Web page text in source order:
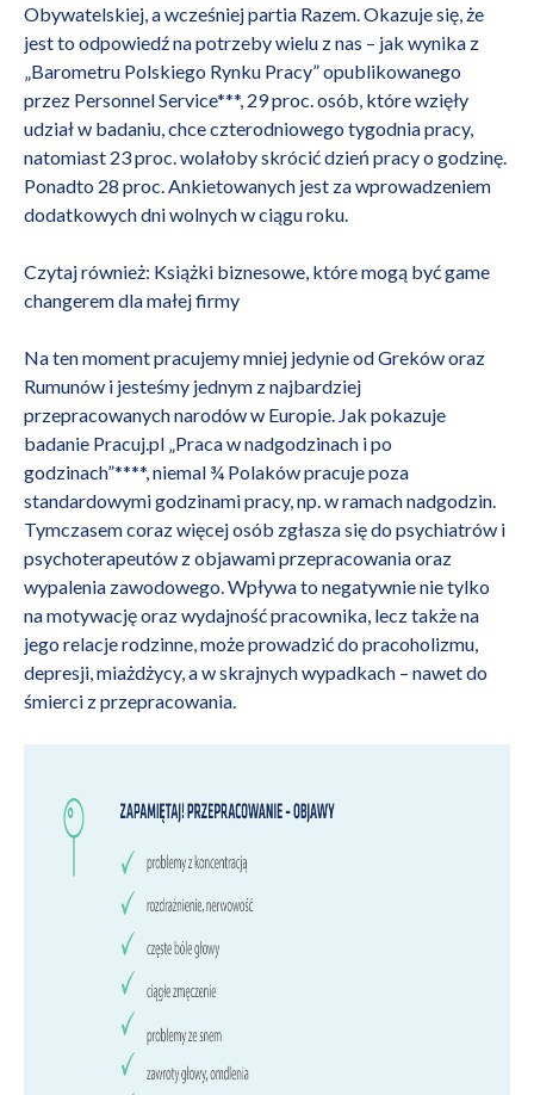
Obywatelskiej, a wcześniej partia Razem. Okazuje się, że
jest to odpowiedź na potrzeby wielu z nas – jak wynika z
„Barometru Polskiego Rynku Pracy” opublikowanego
przez Personnel Service***, 29 proc. osób, które wzięły
udział w badaniu, chce czterodniowego tygodnia pracy,
natomiast 23 proc. wolałoby skrócić dzień pracy o godzinę.
Ponadto 28 proc. Ankietowanych jest za wprowadzeniem
dodatkowych dni wolnych w ciągu roku.
Czytaj również: Książki biznesowe, które mogą być game
changerem dla małej firmy
Na ten moment pracujemy mniej jedynie od Greków oraz
Rumunów i jesteśmy jednym z najbardziej
przepracowanych narodów w Europie. Jak pokazuje
badanie Pracuj.pl „Praca w nadgodzinach i po
godzinach”****, niemal ¾ Polaków pracuje poza
standardowymi godzinami pracy, np. w ramach nadgodzin.
Tymczasem coraz więcej osób zgłasza się do psychiatrów i
psychoterapeutów z objawami przepracowania oraz
wypalenia zawodowego. Wpływa to negatywnie nie tylko
na motywację oraz wydajność pracownika, lecz także na
jego relacje rodzinne, może prowadzić do pracoholizmu,
depresji, miażdżycy, a w skrajnych wypadkach – nawet do
śmierci z przepracowania.